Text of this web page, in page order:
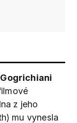
z jeho
mu vynesla